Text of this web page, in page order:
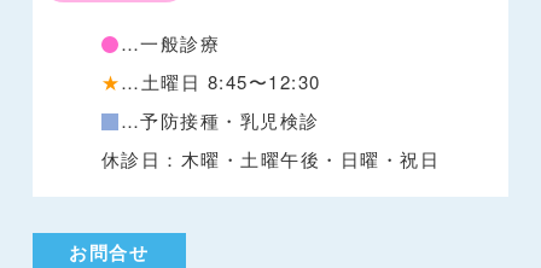
…一般診療
★…土曜日 8:45〜12:30
…予防接種・乳児検診
休診日：木曜・土曜午後・日曜・祝日
お問合せ